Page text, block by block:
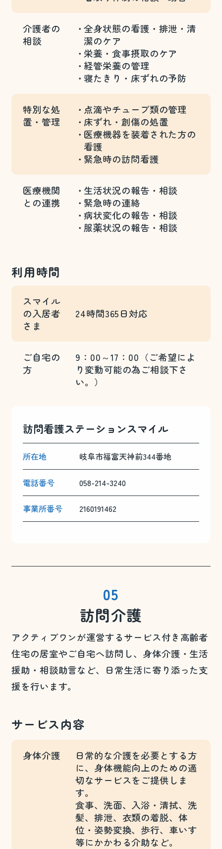
介護者の
相談
全身状態の看護・排泄・清
潔のケア
栄養・食事摂取のケア
経管栄養の管理
寝たきり・床ずれの予防
特別な処
置・管理
点滴やチューブ類の管理
床ずれ・創傷の処置
医療機器を装着された方の
看護
緊急時の訪問看護
医療機関
との連携
生活状況の報告・相談
緊急時の連絡
病状変化の報告・相談
服薬状況の報告・相談
利用時間
スマイル
の入居者
さま
24時間365日対応
ご自宅の
方
9：00～17：00（ご希望によ
り変動可能の為ご相談下さ
い。）
訪問看護ステーションスマイル
所在地 岐阜市福富天神前344番地
電話番号 058-214-3240
事業所番号 2160191462
05
訪問介護
アクティブワンが運営するサービス付き高齢者
住宅の居室やご自宅へ訪問し、身体介護・生活
援助・相談助言など、日常生活に寄り添った支
援を行います。
サービス内容
身体介護
日常的な介護を必要とする方
に、身体機能向上のための適
切なサービスをご提供しま
す。
食事、洗面、入浴・清拭、洗
髪、排泄、衣類の着脱、体
位・姿勢変換、歩行、車いす
等にかかわる介助など。